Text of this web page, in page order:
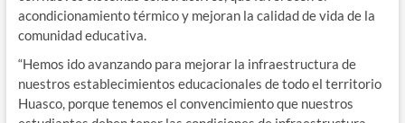
acondicionamiento térmico y mejoran la calidad de vida de la
comunidad educativa.
“Hemos ido avanzando para mejorar la infraestructura de
nuestros establecimientos educacionales de todo el territorio
Huasco, porque tenemos el convencimiento que nuestros